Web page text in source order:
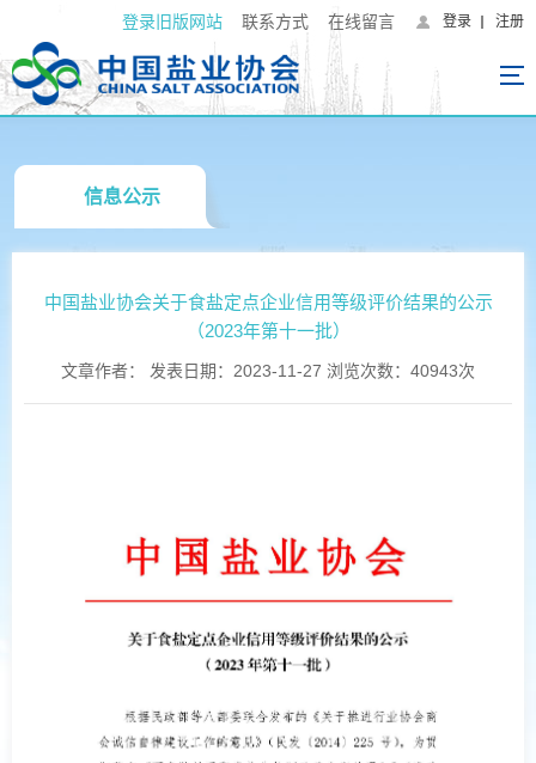
登录旧版网站 联系方式 在线留言 登录 注册
信息公示
中国盐业协会关于食盐定点企业信用等级评价结果的公示
（2023年第十一批）
文章作者： 发表日期：2023-11-27 浏览次数：40943次